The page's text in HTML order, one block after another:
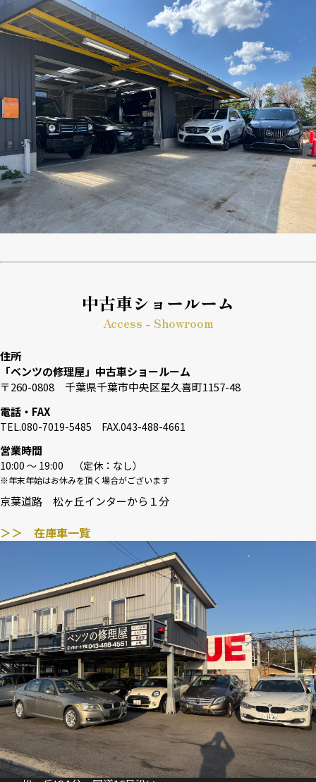
中古車ショールーム
Access - Showroom
住所
「ベンツの修理屋」中古車ショールーム
〒260-0808 千葉県千葉市中央区星久喜町1157-48
電話・FAX
TEL.080-7019-5485 FAX.043-488-4661
営業時間
10:00 〜 19:00 （定休：なし）
※年末年始はお休みを頂く場合がございます
京葉道路 松ヶ丘インターから１分
＞＞ 在庫車一覧